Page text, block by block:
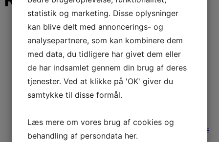
Spar 7%
STIHL GHE 150
KOMPOSTKVÆRN
Stihl kompostkværn GHE 150 Stihl kompostkværn GHE
statistik og marketing. Disse oplysninger
kan blive delt med annoncerings- og
analysepartnere, som kan kombinere dem
med data, du tidligere har givet dem eller
de har indsamlet gennem din brug af deres
tjenester. Ved at klikke på 'OK' giver du
samtykke til disse formål.
Læs mere om vores brug af cookies og
behandling af persondata her.